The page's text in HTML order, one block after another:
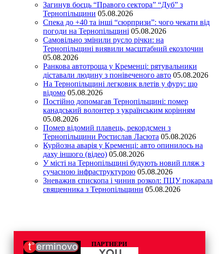
Загинув боєць “Правого сектора” “Дуб” з
Тернопільщини 05.08.2026
Спека до +40 та інші “сюрпризи”: чого чекати від
погоди на Тернопільщині 05.08.2026
Самовільно змінили русло річки: на
Тернопільщині виявили масштабний екозлочин
05.08.2026
Ранкова автотроща у Кременці: рятувальники
діставали людину з понівеченого авто 05.08.2026
На Тернопільщині легковик влетів у фуру: що
відомо 05.08.2026
Постійно допомагав Тернопільщині: помер
канадський волонтер з українським корінням
05.08.2026
Помер відомий плавець, рекордсмен з
Тернопільщини Ростислав Ласюта 05.08.2026
Курйозна аварія у Кременці: авто опинилось на
даху іншого (відео) 05.08.2026
У місті на Тернопільщині будують новий пляж з
сучасною інфраструктурою 05.08.2026
Зневажив єпископа і чинив розкол: ПЦУ покарала
священника з Тернопільщини 05.08.2026
ПАРТНЕРИ